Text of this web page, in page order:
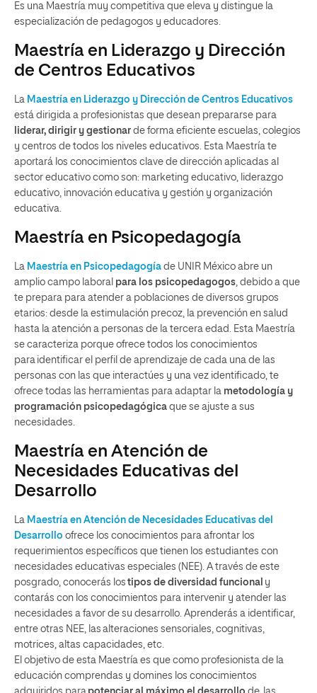
Es una Maestría muy competitiva que eleva y distingue la
especialización de pedagogos y educadores.
Maestría en Liderazgo y Dirección
de Centros Educativos
La Maestría en Liderazgo y Dirección de Centros Educativos
está dirigida a profesionistas que desean prepararse para
liderar, dirigir y gestionar de forma eficiente escuelas, colegios
y centros de todos los niveles educativos . Esta Maestría te
aportará los conocimientos clave de dirección aplicadas al
sector educativo como son: marketing educativo, liderazgo
educativo, innovación educativa y gestión y organización
educativa
Maestría en Psicopedagogía
La Maestría en Psicopedagogía de UNIR México abre un
amplio campo laboral para los psicopedagogos , debido a que
te prepara para atender a poblaciones de diversos grupos
etarios: desde la estimulación precoz, la prevención en salud
hasta la atención a personas de la tercera edad.
Esta Maestría
se caracteriza porque ofrece todos los conocimientos
para identificar el perfil de aprendizaje de cada una de las
personas con las que interactúes y una vez identificado, te
ofrece todas las herramientas para adaptar la metodología y
programación psicopedagógica que se ajuste a sus
necesidades.
Maestría en Atención de
Necesidades Educativas del
Desarrollo
La Maestría en Atención de Necesidades Educativas del
Desarrollo ofrece los conocimientos para afrontar los
requerimientos específicos que tienen los estudiantes con
necesidades educativas especiales (NEE). A través de este
posgrado, conocerás los tipos de diversidad funcional y
contarás con los conocimientos para intervenir y atender las
necesidades a favor de su desarrollo. Aprenderás a identificar,
entre otras NEE,
las alteraciones sensoriales, cognitivas,
motrices, altas capacidades, etc.
El objetivo de esta Maestría es que como profesionista de la
educación comprendas y domines los conocimientos